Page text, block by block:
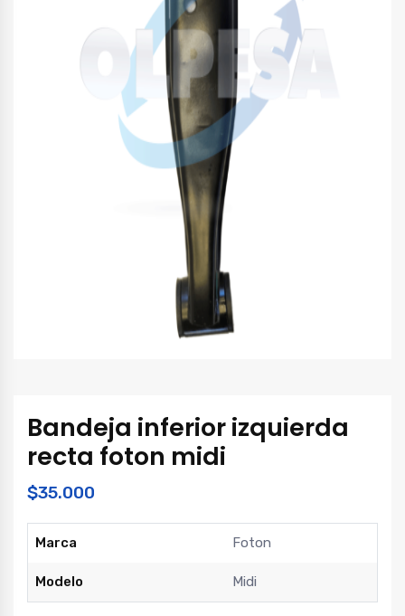
Bandeja inferior izquierda
recta foton midi
$35.000
Marca Foton
Modelo Midi